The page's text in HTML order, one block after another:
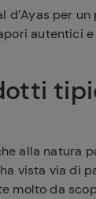
d’Ayas per
autentici
alla natura
vista via di
molto da